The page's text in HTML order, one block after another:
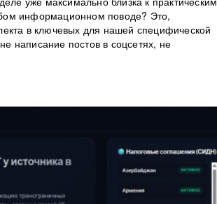
информационном поводе? Это,
в ключевых для нашей специфической
написание постов в соцсетях, не